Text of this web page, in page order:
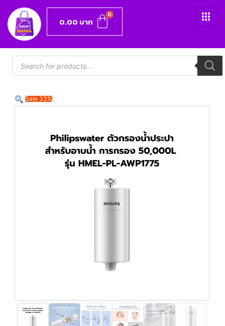
0.00 บาท
Sale 33%